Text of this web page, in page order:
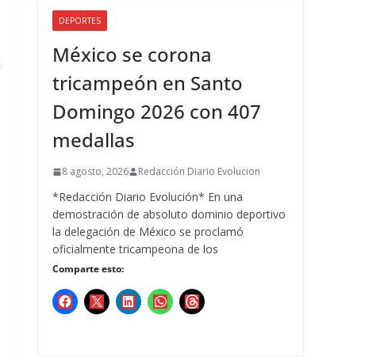
DEPORTES
México se corona
tricampeón en Santo
Domingo 2026 con 407
medallas
8 agosto, 2026 Redacción Diario Evolucion
*Redacción Diario Evolución* En una
demostración de absoluto dominio deportivo
la delegación de México se proclamó
oficialmente tricampeona de los
Comparte esto: